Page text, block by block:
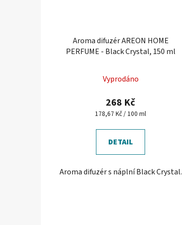
Aroma difuzér AREON HOME
PERFUME - Black Crystal, 150 ml
Vyprodáno
268 Kč
Měrná
178,67 Kč / 100 ml
DETAIL
Aroma difuzér s náplní Black Crystal.